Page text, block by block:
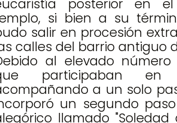
posterior en
si bien a su
salir en procesión
calles del barrio antiguo
al elevado
participaban
a un solo
un segundo
llamado "Soledad